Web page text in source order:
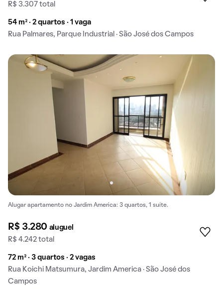
R$ 3.307 total
54 m² · 2 quartos · 1 vaga
Rua Palmares, Parque Industrial · São José dos Campos
Alugar apartamento no Jardim America: 3 quartos, 1 suíte.
R$ 3.280 aluguel
R$ 4.242 total
72 m² · 3 quartos · 2 vagas
Rua Koichi Matsumura, Jardim America · São José dos
Campos